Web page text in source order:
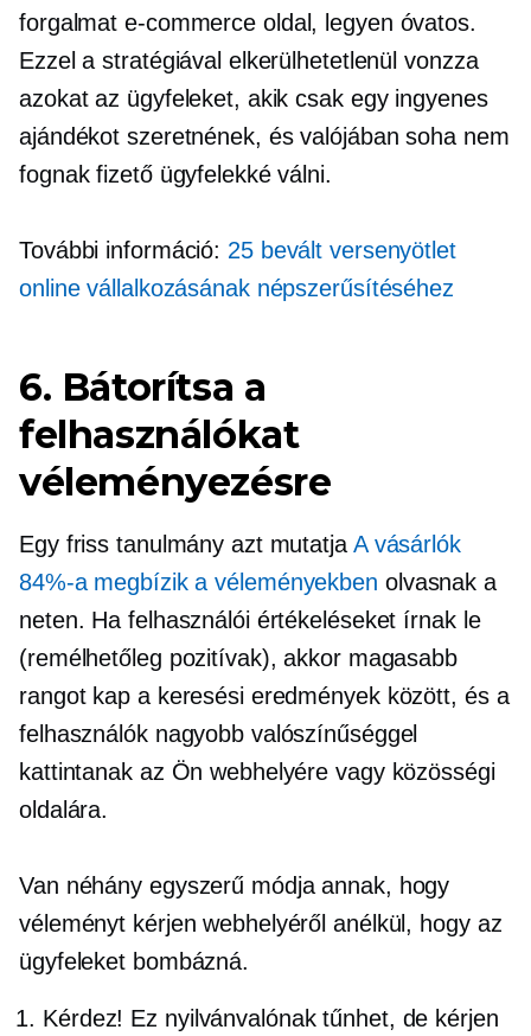
forgalmate-commerce oldal, legyen óvatos.
Ezzel a stratégiával elkerülhetetlenül vonzza
azokat az ügyfeleket, akik csak egy ingyenes
ajándékot szeretnének, és valójában soha nem
fognak fizető ügyfelekké válni.
További információ: 25 bevált versenyötlet
online vállalkozásának népszerűsítéséhez
6. Bátorítsa a
felhasználókat
véleményezésre
Egy friss tanulmány azt mutatja A vásárlók
84%-a megbízik a véleményekben olvasnak a
neten. Ha felhasználói értékeléseket írnak le
(remélhetőleg pozitívak), akkor magasabb
rangot kap a keresési eredmények között, és a
felhasználók nagyobb valószínűséggel
kattintanak az Ön webhelyére vagy közösségi
oldalára.
Van néhány egyszerű módja annak, hogy
véleményt kérjen webhelyéről anélkül, hogy az
ügyfeleket bombázná.
Kérdez! Ez nyilvánvalónak tűnhet, de kérjen